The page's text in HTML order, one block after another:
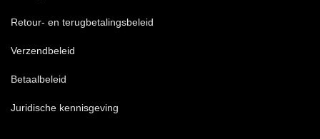
Retour- en terugbetalingsbeleid
Verzendbeleid
Betaalbeleid
Juridische kennisgeving